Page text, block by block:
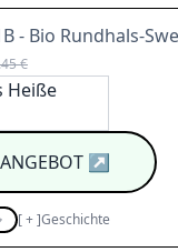
- Bio Rundhals-
€
↗
[+]Geschichte